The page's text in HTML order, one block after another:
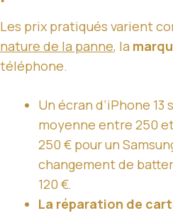
Les prix pratiqués varient
nature de la panne, la
téléphone.
Un écran d’iPhone 13
moyenne entre 250
250 € pour un
changement de
120 €.
La réparation de